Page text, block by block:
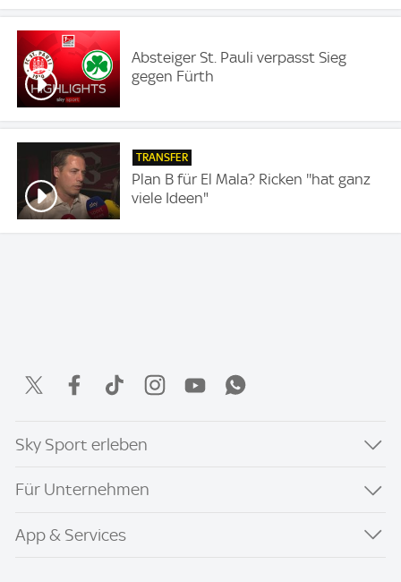
Absteiger St. Pauli verpasst Sieg
gegen Fürth
TRANSFER
Plan B für El Mala? Ricken ''hat ganz
viele Ideen"
Sky Sport erleben
Für Unternehmen
App & Services